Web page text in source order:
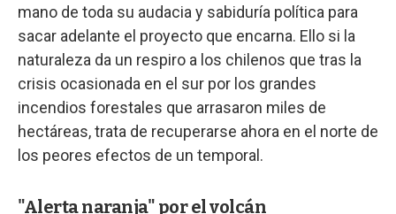
mano de toda su audacia y sabiduría política para
sacar adelante el proyecto que encarna. Ello si la
naturaleza da un respiro a los chilenos que tras la
crisis ocasionada en el sur por los grandes
incendios forestales que arrasaron miles de
hectáreas, trata de recuperarse ahora en el norte de
los peores efectos de un temporal.
"Alerta naranja" por el volcán